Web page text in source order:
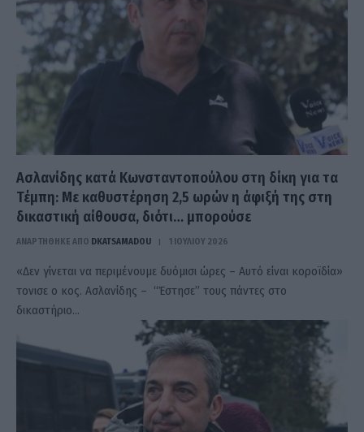
Ασλανίδης κατά Κωνσταντοπούλου στη δίκη για τα
Τέμπη: Με καθυστέρηση 2,5 ωρών η άφιξή της στη
δικαστική αίθουσα, διότι… μπορούσε
ΑΝΑΡΤΗΘΗΚΕ ΑΠΟ DKATSAMADOU 1 ΙΟΥΛΊΟΥ 2026
«Δεν γίνεται να περιμένουμε δυόμισι ώρες – Αυτό είναι κοροϊδία»
τονισε ο κος. Ασλανίδης – “Έστησε” τους πάντες στο
δικαστήριο…